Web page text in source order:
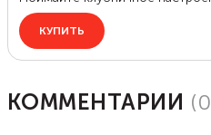
КОММЕНТАРИИ (0